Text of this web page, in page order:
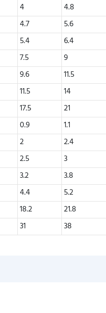
4 4.8
4.7 5.6
5.4 6.4
7.5 9
9.6 11.5
11.5 14
17.5 21
0.9 1.1
2 2.4
2.5 3
3.2 3.8
4.4 5.2
18.2 21.8
31 38